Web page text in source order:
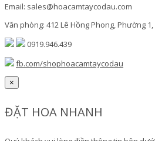
Email: sales@hoacamtaycodau.com
Văn phòng: 412 Lê Hồng Phong, Phường 1,
0919.946.439
fb.com/shophoacamtaycodau
×
ĐẶT HOA NHANH